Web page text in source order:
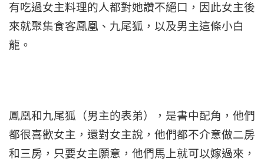
有吃過女主料理的人都對她讚不絕口，因此女主後
來就聚集食客鳳凰、九尾狐，以及男主這條小白
龍。
鳳凰和九尾狐（男主的表弟），是書中配角，他們
都很喜歡女主，還對女主說，他們都不介意做二房
和三房，只要女主願意，他們馬上就可以嫁過來，